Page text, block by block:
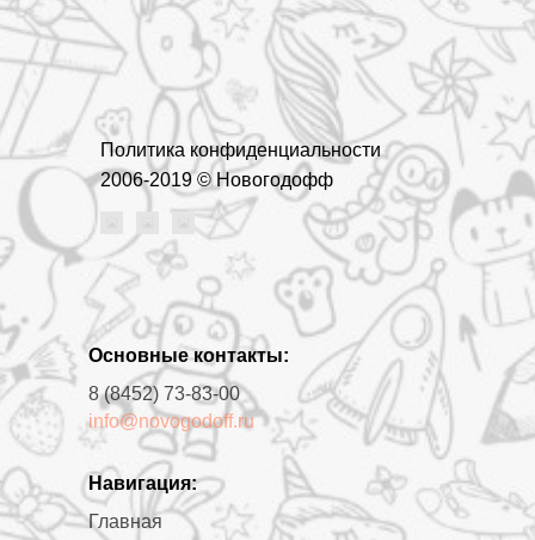
8 (8452) 73-83-00
info@novogodoff.ru
Основные контакты:
Навигация:
Главная
2006-2019 © Новогодофф
Политика конфиденциальности